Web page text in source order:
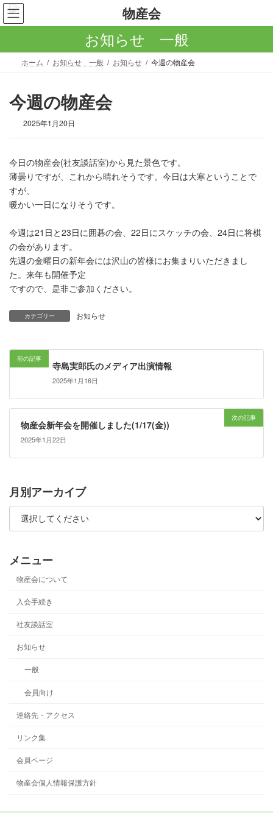
コ
ン
ナ
ビ
お知らせ 一般
ホーム お知らせ 一般 お知らせ 今週の物産会
今週の物産会
2025年1月20日
今日の物産会(社友談話室)から見た景色です。
薄曇りですが、これから晴れそうです。今日は大寒ということで
すが、
暖かい一日になりそうです。
今週は21日と23日に囲碁の会、22日にスケッチの会、24日に将棋
の会があります。
先週の金曜日の新年会には沢山の皆様にお集まりいただきまし
た。来年も開催予定
ですので、是非ご参加ください。
カテゴリー お知らせ
前の記事
寺島実郎氏のメディア出演情報
2025年1月16日
次の記事
物産会新年会を開催しました(1/17(金))
2025年1月22日
月別アーカイブ
メニュー
物産会について
入会手続き
社友談話室
お知らせ
一般
会員向け
連絡先・アクセス
リンク集
会員ページ
物産会個人情報保護方針